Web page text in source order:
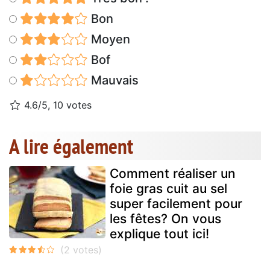
Bon
Moyen
Bof
Mauvais
4.6/5, 10 votes
A lire également
Comment réaliser un
foie gras cuit au sel
super facilement pour
les fêtes? On vous
explique tout ici!